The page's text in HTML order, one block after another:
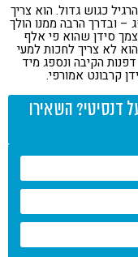
כגוש גדול. הוא צריך
– ובדרך הרבה ממנו הולך
סידן שהוא פי אלף
לא צריך לחכות למעי
הקיבה ונספג מיד
קרבונט אמורפי.
דנסיטי? השאירו